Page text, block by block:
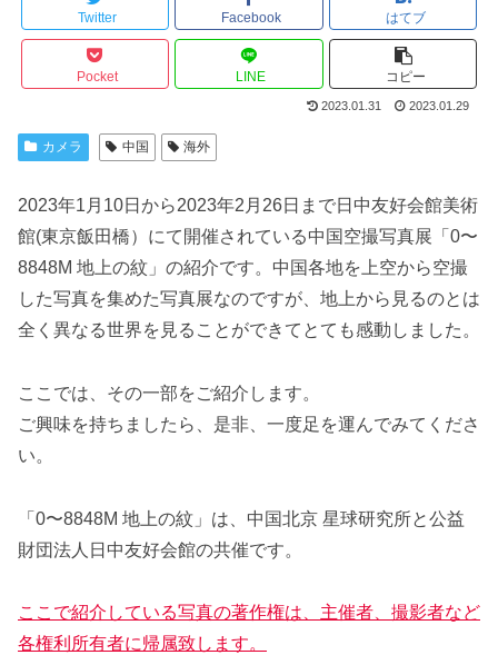
Twitter Facebook はてブ
Pocket LINE コピー
2023.01.31 2023.01.29
カメラ 中国 海外
2023年1月10日から2023年2月26日まで日中友好会館美術
館(東京飯田橋）にて開催されている中国空撮写真展「0〜
8848M 地上の紋」の紹介です。中国各地を上空から空撮
した写真を集めた写真展なのですが、地上から見るのとは
全く異なる世界を見ることができてとても感動しました。
ここでは、その一部をご紹介します。
ご興味を持ちましたら、是非、一度足を運んでみてくださ
い。
「0〜8848M 地上の紋」は、中国北京 星球研究所と公益
財団法人日中友好会館の共催です。
ここで紹介している写真の著作権は、主催者、撮影者など
各権利所有者に帰属致します。